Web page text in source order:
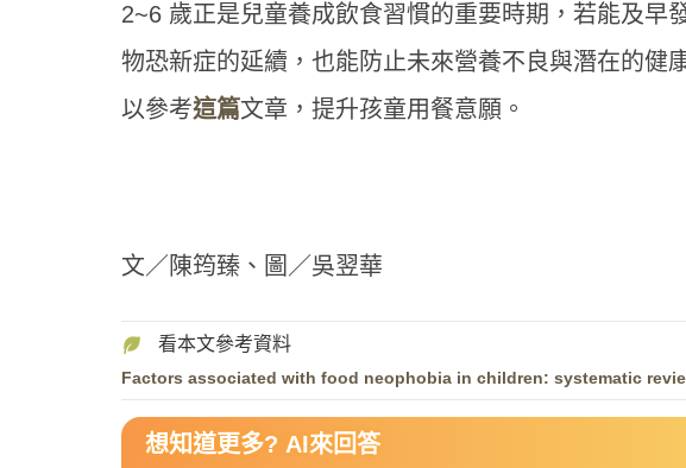
2~6 歲正是兒童養成飲食習慣的重要時期，若能及早
物恐新症的延續，也能防止未來營養不良與潛在的健
以參考這篇文章，提升孩童用餐意願。
文／陳筠臻、圖／吳翌華
Factors associated with food neophobia in children: systematic
想知道更多? AI來回答